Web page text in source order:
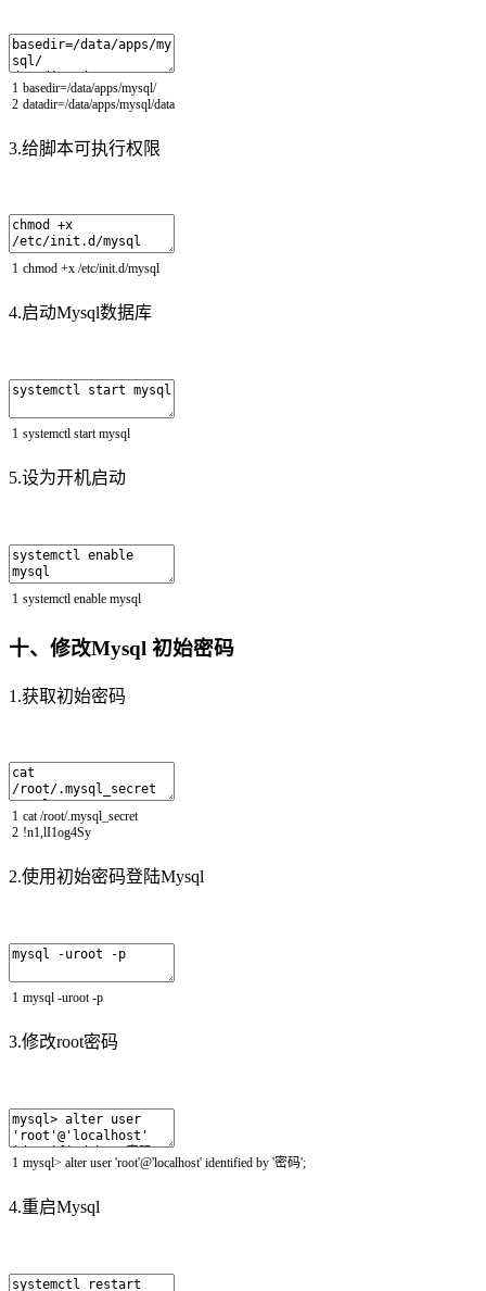
1
2
basedir=/data/apps/mysql/
datadir=/data/apps/mysql/data
3.给脚本可执行权限
1 chmod +x /etc/init.d/mysql
4.启动Mysql数据库
1 systemctl startmysql
5.设为开机启动
1 systemctl enable mysql
十、修改Mysql 初始密码
1.获取初始密码
1
2
cat /root/.mysql_secret
!n1,lI1og4Sy
2.使用初始密码登陆Mysql
1 mysql -uroot -p
3.修改root密码
1 mysql> alter user 'root'@'localhost' identified by '密码';
4.重启Mysql